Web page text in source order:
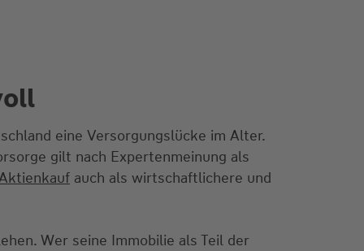
eine Versorgungslücke im Alter.
gilt nach Expertenmeinung als
auch als wirtschaftlichere und
Wer seine Immobilie als Teil der